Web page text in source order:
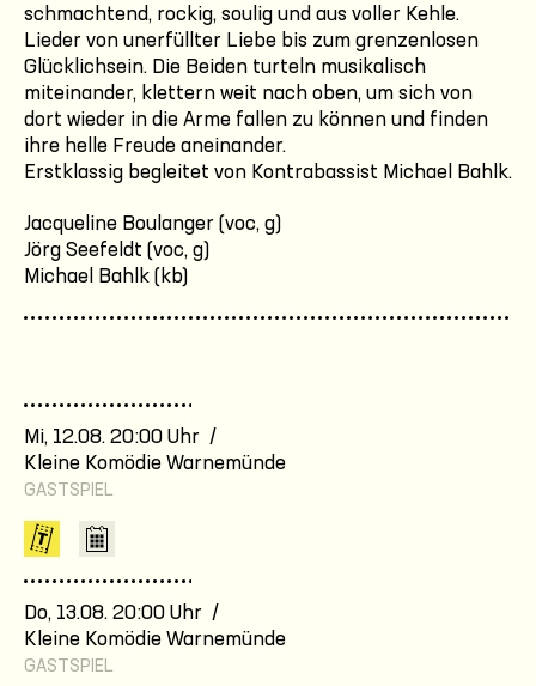
schmachtend, rockig, soulig und aus voller Kehle.
Lieder von unerfüllter Liebe bis zum grenzenlosen
Glücklichsein. Die Beiden turteln musikalisch
miteinander, klettern weit nach oben, um sich von
dort wieder in die Arme fallen zu können und finden
ihre helle Freude aneinander.
Erstklassig begleitet von Kontrabassist Michael Bahlk.
Jacqueline Boulanger (voc, g)
Jörg Seefeldt (voc, g)
Michael Bahlk (kb)
Mi, 12.08. 20:00 Uhr /
Kleine Komödie Warnemünde
GASTSPIEL
Do, 13.08. 20:00 Uhr /
Kleine Komödie Warnemünde
GASTSPIEL